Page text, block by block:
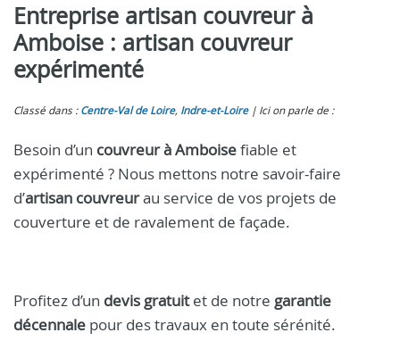
Entreprise artisan couvreur à
Amboise : artisan couvreur
expérimenté
Classé dans : Centre-Val de Loire, Indre‑et‑Loire Ici on parle de :
Besoin d’un couvreur à Amboisefiable et
expérimenté ? Nous mettons notre savoir-faire
d’artisan couvreurau service de vos projets de
couverture et de ravalement de façade.
Profitez d’un devis gratuitet de notre garantie
décennale pour des travaux en toute sérénité.